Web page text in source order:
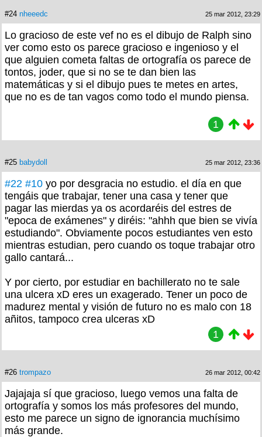
#24 nheeedc 25 mar 2012, 23:29
Lo gracioso de este vef no es el dibujo de Ralph sino
ver como esto os parece gracioso e ingenioso y el
que alguien cometa faltas de ortografía os parece de
tontos, joder, que si no se te dan bien las
matemáticas y si el dibujo pues te metes en artes,
que no es de tan vagos como todo el mundo piensa.
1
#25 babydoll 25 mar 2012, 23:36
#22 #10 yo por desgracia no estudio. el día en que
tengáis que trabajar, tener una casa y tener que
pagar las mierdas ya os acordaréis del estres de
"epoca de exámenes" y diréis: "ahhh que bien se vivía
estudiando". Obviamente pocos estudiantes ven esto
mientras estudian, pero cuando os toque trabajar otro
gallo cantará...
Y por cierto, por estudiar en bachillerato no te sale
una ulcera xD eres un exagerado. Tener un poco de
madurez mental y visión de futuro no es malo con 18
añitos, tampoco crea ulceras xD
1
#26 trompazo 26 mar 2012, 00:42
Jajajaja sí que gracioso, luego vemos una falta de
ortografía y somos los más profesores del mundo,
esto me parece un signo de ignorancia muchísimo
más grande.